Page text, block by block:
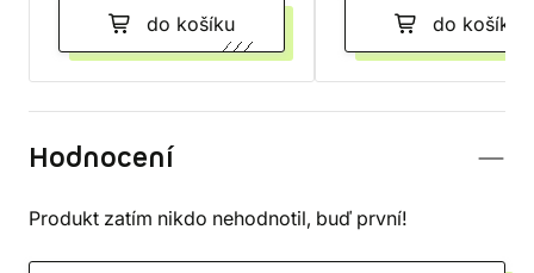
do košíku do košíku
Hodnocení
Produkt zatím nikdo nehodnotil, buď první!